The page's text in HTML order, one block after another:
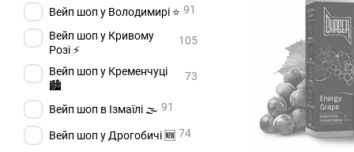
Вейп шоп у Володимирі ⭐ 91
Вейп шоп у Кривому
Розі ⚡
105
Вейп шоп у Кременчуці
🏙️
73
Вейп шоп в Ізмаїлі 🌫️ 91
Вейп шоп у Дрогобичі 🆕 74